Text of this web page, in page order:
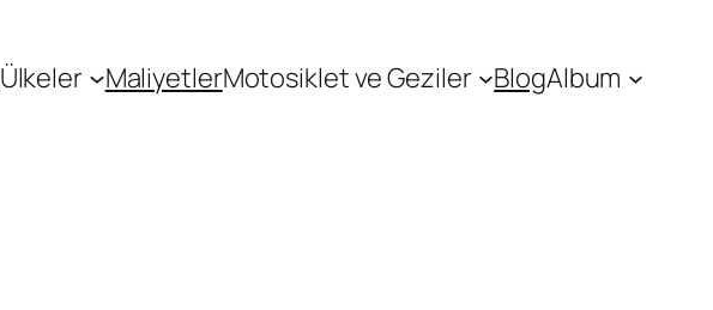
Ülkeler MaliyetlerMotosiklet ve Geziler BlogAlbum